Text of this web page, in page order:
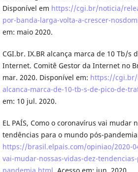
Disponível em https://cgi.br/noticia/
por-banda-larga-volta-a-crescer-
em: maio 2020.
CGI.br. IX.BR alcança marca de 10 Tb/s
Internet. Comitê Gestor da Internet no
mar. 2020. Disponível em: https://
alcanca-marca-de-10-tb-s-de-pico-de-
em: 10 jul. 2020.
EL PAÍS, Como o coronavírus vai mudar
tendências para o mundo pós-
https://brasil.elpais.com/opiniao/2020-
vai-mudar-nossas-vidas-dez-